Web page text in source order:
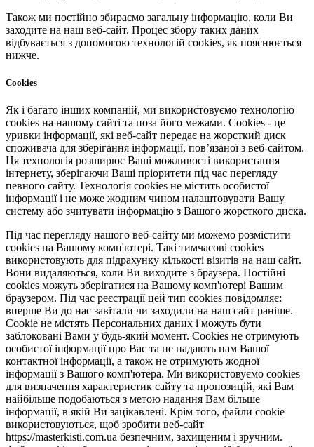
Також ми постійно збираємо загальну інформацію, коли Ви
заходите на наш веб-сайт. Процес збору таких даних
відбувається з допомогою технологій cookies, як пояснюється
нижче.
Cookies
Як і багато інших компаній, ми використовуємо технологію
cookies на нашому сайті та поза його межами. Cookies - це
уривки інформації, які веб-сайт передає на жорсткий диск
споживача для зберігання інформації, пов’язаної з веб-сайтом.
Ця технологія розширює Ваші можливості використання
інтернету, зберігаючи Ваші пріоритети під час перегляду
певного сайту. Технологія cookies не містить особистої
інформації і не може жодним чином налаштовувати Вашу
систему або зчитувати інформацію з Вашого жорсткого диска.
Під час перегляду нашого веб-сайту ми можемо розмістити
cookies на Вашому комп'ютері. Такі тимчасові cookies
використовують для підрахунку кількості візитів на наш сайт.
Вони видаляються, коли Ви виходите з браузера. Постійні
cookies можуть зберігатися на Вашому комп'ютері Вашим
браузером. Під час реєстрації цей тип cookies повідомляє:
вперше Ви до нас завітали чи заходили на наш сайт раніше.
Cookie не містять Персональних даних і можуть бути
заблоковані Вами у будь-який момент. Сookies не отримують
особистої інформації про Вас та не надають нам Вашої
контактної інформації, а також не отримують жодної
інформації з Вашого комп'ютера. Ми використовуємо cookies
для визначення характеристик сайту та пропозицій, які Вам
найбільше подобаються з метою надання Вам більше
інформації, в якій Ви зацікавлені. Крім того, файли cookie
використовуються, щоб зробити веб-сайт
https://masterkisti.com.ua безпечним, захищеним і зручним.